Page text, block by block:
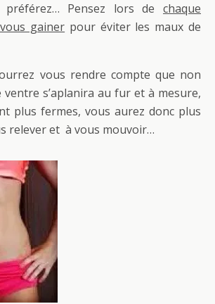
Pensez lors de chaque
gainer pour éviter les maux de
vous rendre compte que non
s’aplanira au fur et à mesure,
plus fermes, vous aurez donc plus
relever et à vous mouvoir…